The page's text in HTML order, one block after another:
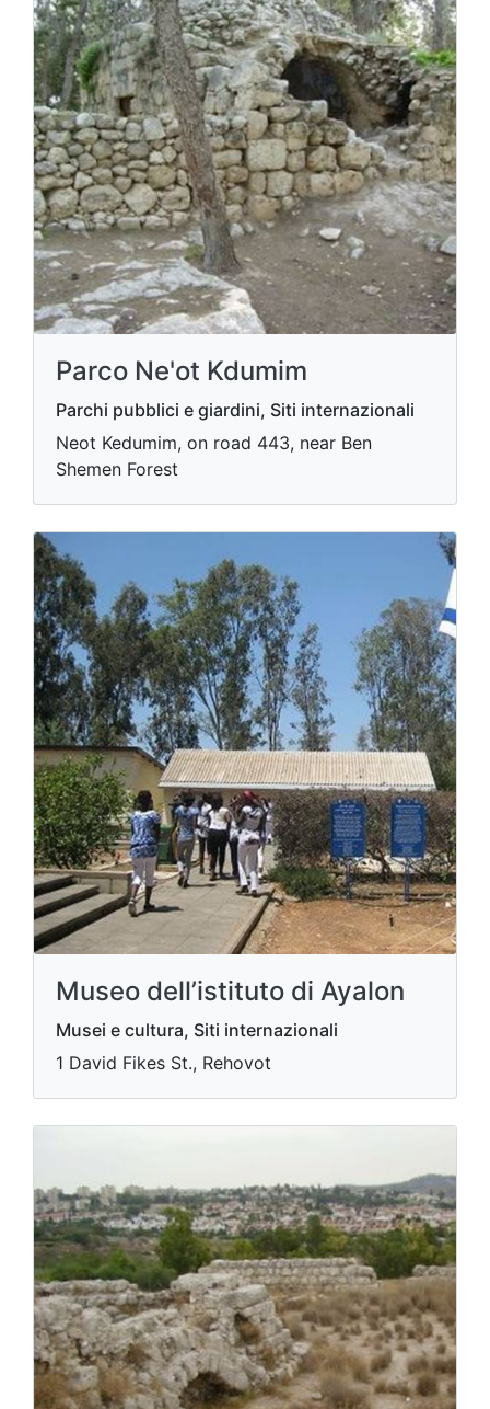
Parco Ne'ot Kdumim
Parchi pubblici e giardini, Siti internazionali
Neot Kedumim, on road 443, near Ben
Shemen Forest
Museo dell’istituto di Ayalon
Musei e cultura, Siti internazionali
1 David Fikes St., Rehovot